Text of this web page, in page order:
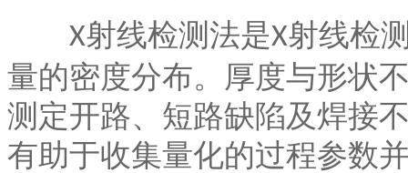
X射线检测法是X射线检
量的密度分布。厚度与形状
测定开路、短路缺陷及焊接
有助于收集量化的过程参数